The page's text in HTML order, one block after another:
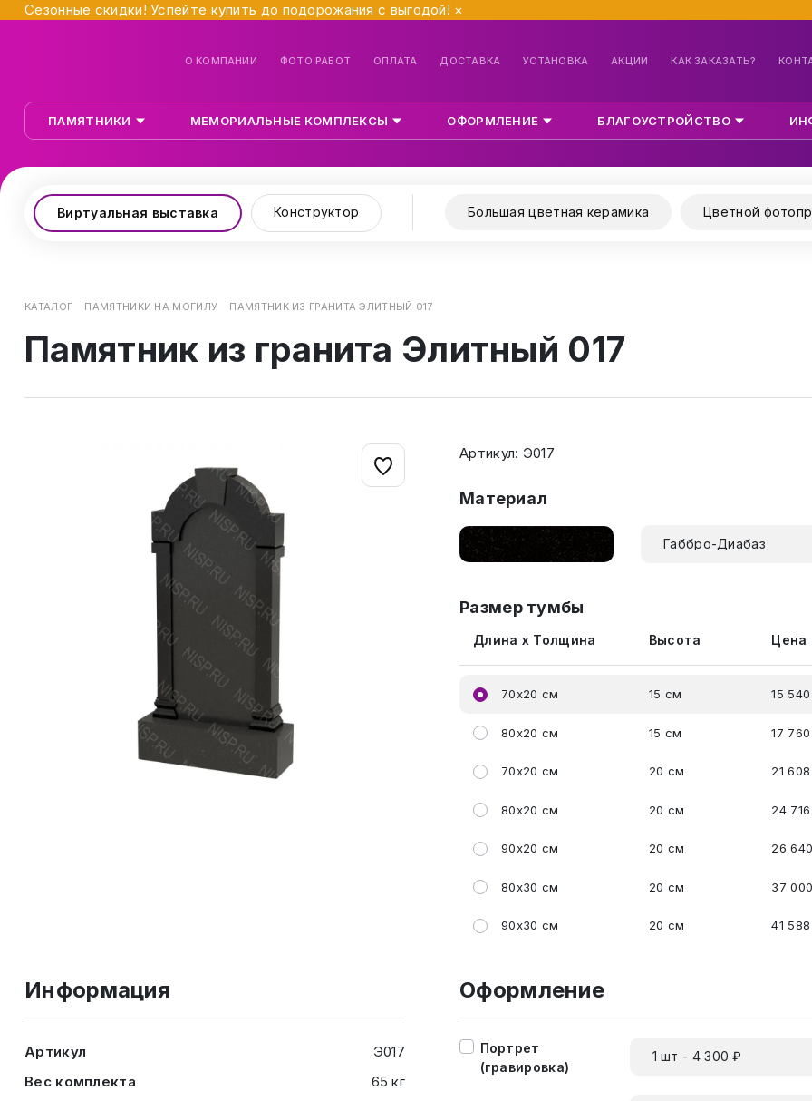
Сезонные скидки! Успейте купить до подорожания с выгодой! ×
О КОМПАНИИ ФОТО РАБОТ ОПЛАТА ДОСТАВКА УСТАНОВКА АКЦИИ КАК ЗАКАЗАТЬ?
ПАМЯТНИКИ МЕМОРИАЛЬНЫЕ КОМПЛЕКСЫ ОФОРМЛЕНИЕ БЛАГОУСТРОЙСТВО
Виртуальная выставка Конструктор Большая цветная керамика Цветной
КАТАЛОГ ПАМЯТНИКИ НА МОГИЛУ ПАМЯТНИК ИЗ ГРАНИТА ЭЛИТНЫЙ 017
Памятник из гранита Элитный 017
Артикул: Э017
Материал
Габбро-Диабаз
Размер тумбы
Длина x Толщина Высота Цена
70x20 см 15 см 15
80x20 см 15 см 17
70x20 см 20 см 21
80x20 см 20 см 24
90x20 см 20 см 26
80x30 см 20 см 37
90x30 см 20 см 41
Информация
Артикул
Э017
Вес комплекта
65 кг
Оформление
Портрет
(гравировка)
1 шт - 4 300 ₽